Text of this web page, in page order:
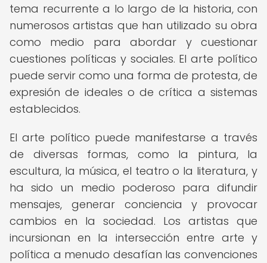
tema recurrente a lo largo de la historia, con
numerosos artistas que han utilizado su obra
como medio para abordar y cuestionar
cuestiones políticas y sociales. El arte político
puede servir como una forma de protesta, de
expresión de ideales o de crítica a sistemas
establecidos.
El arte político puede manifestarse a través
de diversas formas, como la pintura, la
escultura, la música, el teatro o la literatura, y
ha sido un medio poderoso para difundir
mensajes, generar conciencia y provocar
cambios en la sociedad. Los artistas que
incursionan en la intersección entre arte y
política a menudo desafían las convenciones